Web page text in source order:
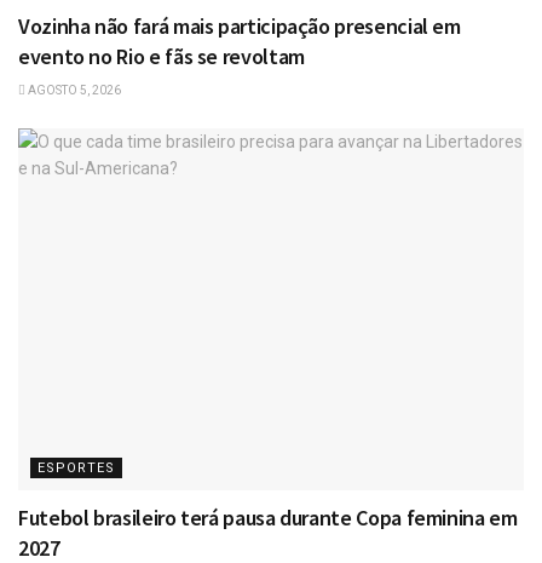
Vozinha não fará mais participação presencial em
evento no Rio e fãs se revoltam
AGOSTO 5, 2026
ESPORTES
Futebol brasileiro terá pausa durante Copa feminina em
2027